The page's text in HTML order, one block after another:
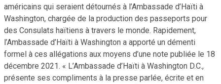
américains qui seraient détournés à l’Ambassade d’Haïti à
Washington, chargée de la production des passeports pour
des Consulats haïtiens à travers le monde. Rapidement,
l’Ambassade d’Haïti à Washington a apporté un démenti
formel à ces allégations aux moyens d’une note publiée le 18
décembre 2021. « L’Ambassade d’Haïti à Washington D.C.,
présente ses compliments à la presse parlée, écrite et en